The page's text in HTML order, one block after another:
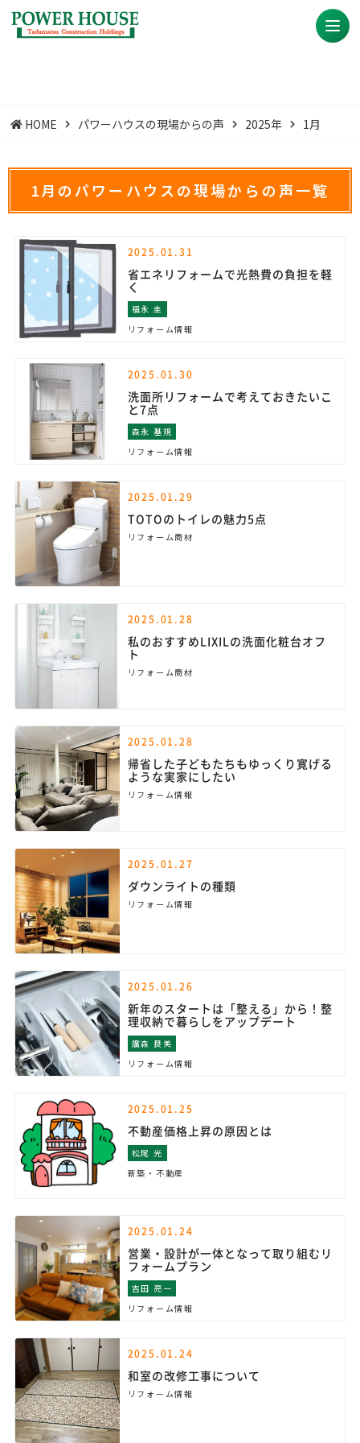
HOME パワーハウスの現場からの声 2025年 1月
1月のパワーハウスの現場からの声一覧
2025.01.31
省エネリフォームで光熱費の負担を軽
く
福永 圭
リフォーム情報
2025.01.30
洗面所リフォームで考えておきたいこ
と7点
森永 基規
リフォーム情報
2025.01.29
TOTOのトイレの魅力5点
リフォーム商材
2025.01.28
私のおすすめLIXILの洗面化粧台オフ
ト
リフォーム商材
2025.01.28
帰省した子どもたちもゆっくり寛げる
ような実家にしたい
リフォーム情報
2025.01.27
ダウンライトの種類
リフォーム情報
2025.01.26
新年のスタートは「整える」から！整
理収納で暮らしをアップデート
廣森 良美
リフォーム情報
2025.01.25
不動産価格上昇の原因とは
松尾 光
新築・不動産
2025.01.24
営業・設計が一体となって取り組むリ
フォームプラン
吉田 亮一
リフォーム情報
2025.01.24
和室の改修工事について
リフォーム情報